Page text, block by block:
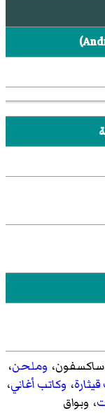
)‏
وملحن،
، وكاتب أغاني،
، وبواق